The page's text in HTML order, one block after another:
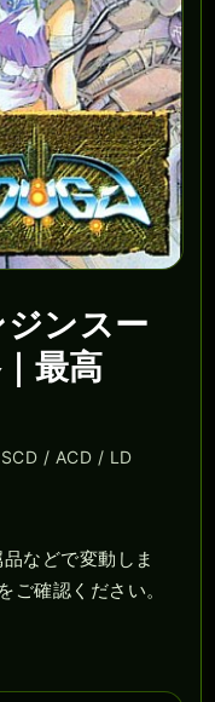
ンスー
最高
/ ACD / LD
などで変動しま
をご確認ください。